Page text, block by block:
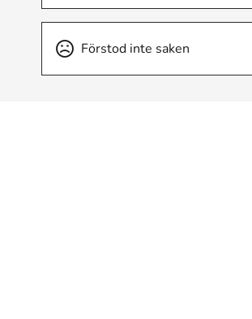
Förstod inte saken